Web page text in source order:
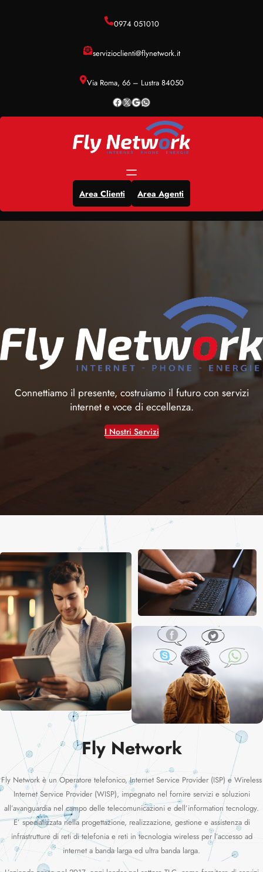
0974 051010
servizioclienti@flynetwork.it
Via Roma, 66 – Lustra 84050
Facebook X Google WhatsApp
Area Clienti Area Agenti
Connettiamo il presente, costruiamo il futuro con servizi
internet e voce di eccellenza.
I Nostri Servizi
Fly Network
Fly Network è un Operatore telefonico, Internet Service Provider (ISP) e Wireless
Internet Service Provider (WISP), impegnato nel fornire servizi e soluzioni
all’avanguardia nel campo delle telecomunicazioni e dell’information tecnology.
E’ specializzata nella progettazione, realizzazione, gestione e assistenza di
infrastrutture di reti di telefonia e reti in tecnologia wireless per l’accesso ad
internet a banda larga ed ultra banda larga.